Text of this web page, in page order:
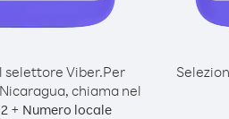
selettore Viber.Per
chiama nel
+ Numero locale